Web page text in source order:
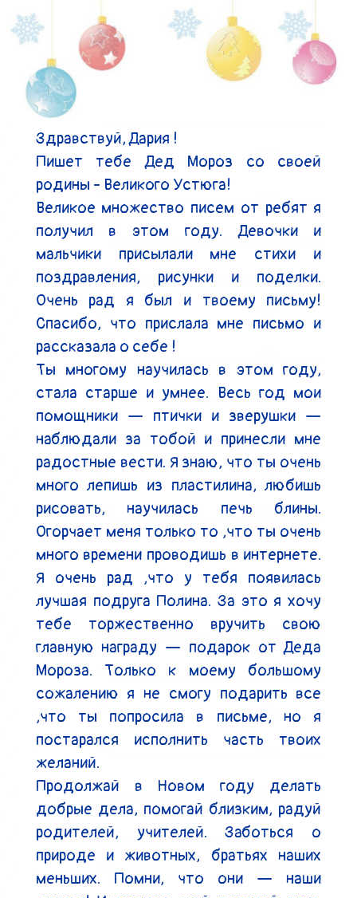
Здравствуй, Дария !
Пишет тебе Дед Мороз со своей
родины - Великого Устюга!
Великое множество писем от ребят я
получил в этом году. Девочки и
мальчики присылали мне стихи и
поздравления, рисунки и поделки.
Очень рад я был и твоему письму!
Спасибо, что прислала мне письмо и
рассказала о себе !
Ты многому научилась в этом году,
стала старше и умнее. Весь год мои
помощники — птички и зверушки —
наблюдали за тобой и принесли мне
радостные вести. Я знаю, что ты очень
много лепишь из пластилина, любишь
рисовать, научилась печь блины.
Огорчает меня только то ,что ты очень
много времени проводишь в интернете.
Я очень рад ,что у тебя появилась
лучшая подруга Полина. За это я хочу
тебе торжественно вручить свою
главную награду — подарок от Деда
Мороза. Только к моему большому
сожалению я не смогу подарить все
,что ты попросила в письме, но я
постарался исполнить часть твоих
желаний.
Продолжай в Новом году делать
добрые дела, помогай близким, радуй
родителей, учителей. Заботься о
природе и животных, братьях наших
меньших. Помни, что они — наши